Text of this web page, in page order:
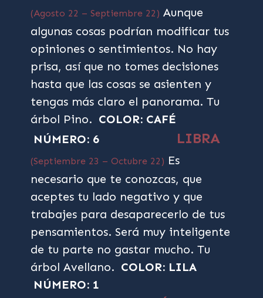
(Agosto 22 – Septiembre 22) Aunque
algunas cosas podrían modificar tus
opiniones o sentimientos. No hay
prisa, así que no tomes decisiones
hasta que las cosas se asienten y
tengas más claro el panorama. Tu
árbol Pino. COLOR: CAFÉ
NÚMERO: 6
LIBRA
(Septiembre 23 – Octubre 22) Es
necesario que te conozcas, que
aceptes tu lado negativo y que
trabajes para desaparecerlo de tus
pensamientos. Será muy inteligente
de tu parte no gastar mucho. Tu
árbol Avellano. COLOR: LILA
NÚMERO: 1